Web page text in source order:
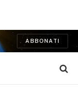
ABBONATI